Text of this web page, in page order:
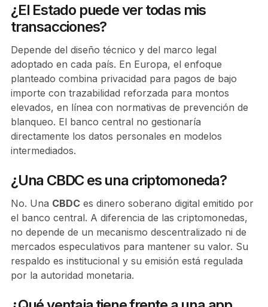
¿El Estado puede ver todas mis
transacciones?
Depende del diseño técnico y del marco legal
adoptado en cada país. En Europa, el enfoque
planteado combina privacidad para pagos de bajo
importe con trazabilidad reforzada para montos
elevados, en línea con normativas de prevención de
blanqueo. El banco central no gestionaría
directamente los datos personales en modelos
intermediados.
¿Una CBDC es una criptomoneda?
No. Una CBDCes dinero soberano digital emitido por
el banco central. A diferencia de las criptomonedas,
no depende de un mecanismo descentralizado ni de
mercados especulativos para mantener su valor. Su
respaldo es institucional y su emisión está regulada
por la autoridad monetaria.